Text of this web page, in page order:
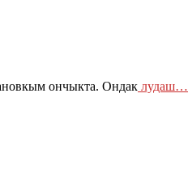
ончыкта. Ондак лудаш…